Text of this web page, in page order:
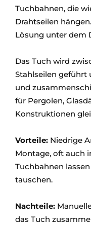
Tuchbahnen, die
Drahtseilen
Lösung unter dem
Das Tuch wird
Stahlseilen geführt
und
für Pergolen,
Konstruktionen
Vorteile: Niedrige
Montage, oft auch
Tuchbahnen
tauschen.
Nachteile:
das Tuch